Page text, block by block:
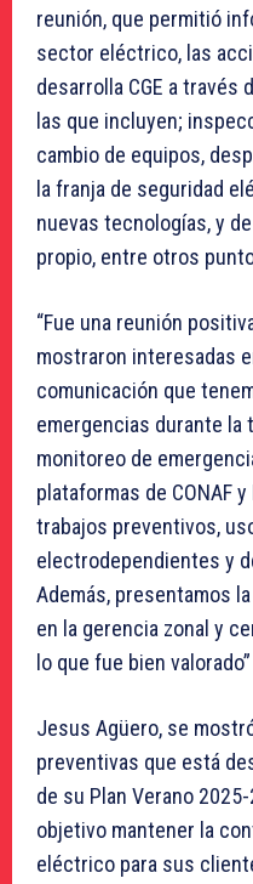
reunión, que permitió
sector eléctrico, las
desarrolla CGE a través
las que incluyen;
cambio de equipos,
la franja de seguridad
nuevas tecnologías, y
propio, entre otros
“Fue una reunión
mostraron interesadas
comunicación que
emergencias durante la
monitoreo de
plataformas de CONAF
trabajos preventivos,
electrodependientes y
Además, presentamos
en la gerencia zonal y
lo que fue bien
Jesus Agüero, se
preventivas que está
de su Plan Verano
objetivo mantener la
eléctrico para sus